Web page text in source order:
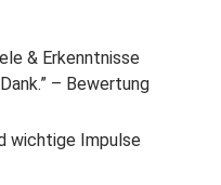
& Erkenntnisse
– Bewertung
wichtige Impulse